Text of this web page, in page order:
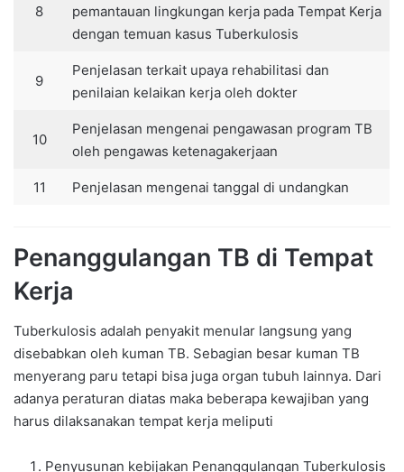
8
pemantauan lingkungan kerja pada Tempat Kerja
dengan temuan kasus Tuberkulosis
9
Penjelasan terkait upaya rehabilitasi dan
penilaian kelaikan kerja oleh dokter
10
Penjelasan mengenai pengawasan program TB
oleh pengawas ketenagakerjaan
11 Penjelasan mengenai tanggal di undangkan
Penanggulangan TB di Tempat
Kerja
Tuberkulosis adalah penyakit menular langsung yang
disebabkan oleh kuman TB. Sebagian besar kuman TB
menyerang paru tetapi bisa juga organ tubuh lainnya. Dari
adanya peraturan diatas maka beberapa kewajiban yang
harus dilaksanakan tempat kerja meliputi
Penyusunan kebijakan Penanggulangan Tuberkulosis